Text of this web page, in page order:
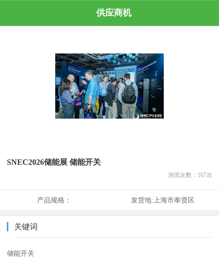
供应商机
SNEC2026储能展 储能开关
浏览次数： 167次
产品规格： 发货地:上海市奉贤区
关键词
储能开关